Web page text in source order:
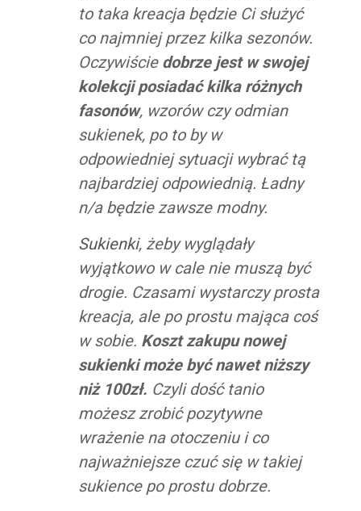
to taka kreacja będzie Ci służyć
co najmniej przez kilka sezonów.
Oczywiście dobrze jest w swojej
kolekcji posiadać kilka różnych
fasonów, wzorów czy odmian
sukienek, po to by w
odpowiedniej sytuacji wybrać tą
najbardziej odpowiednią. Ładny
n/a będzie zawsze modny.
Sukienki, żeby wyglądały
wyjątkowo w cale nie muszą być
drogie. Czasami wystarczy prosta
kreacja, ale po prostu mająca coś
w sobie. Koszt zakupu nowej
sukienki może być nawet niższy
niż 100zł. Czyli dość tanio
możesz zrobić pozytywne
wrażenie na otoczeniu i co
najważniejsze czuć się w takiej
sukience po prostu dobrze.